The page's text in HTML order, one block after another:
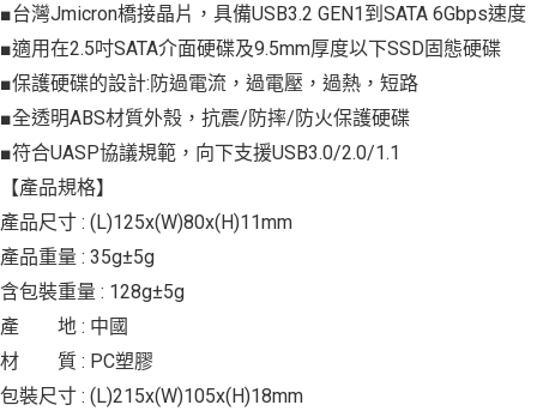
■台灣Jmicron橋接晶片，具備USB3.2 GEN1到SATA 6Gbps速度
■適用在2.5吋SATA介面硬碟及9.5mm厚度以下SSD固態硬碟
■保護硬碟的設計:防過電流，過電壓，過熱，短路
■全透明ABS材質外殼，抗震/防摔/防火保護硬碟
■符合UASP協議規範，向下支援USB3.0/2.0/1.1
【產品規格】
產品尺寸 : (L)125x(W)80x(H)11mm
產品重量 : 35g±5g
含包裝重量 : 128g±5g
產 地 : 中國
材 質 : PC塑膠
包裝尺寸 : (L)215x(W)105x(H)18mm